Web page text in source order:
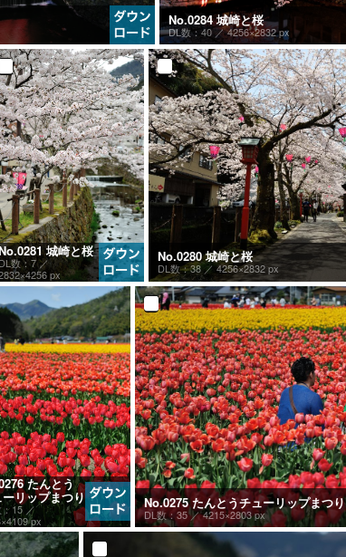
No.0284 城崎と桜
DL数：40 ／4256×2832 px
城崎と桜
DL数：7 ／
px
No.0280 城崎と桜
DL数：38 ／4256×2832 px
たんとう
リップまつり
15 ／
px
No.0275 たんとうチューリップまつり
DL数：35 ／4215×2803 px